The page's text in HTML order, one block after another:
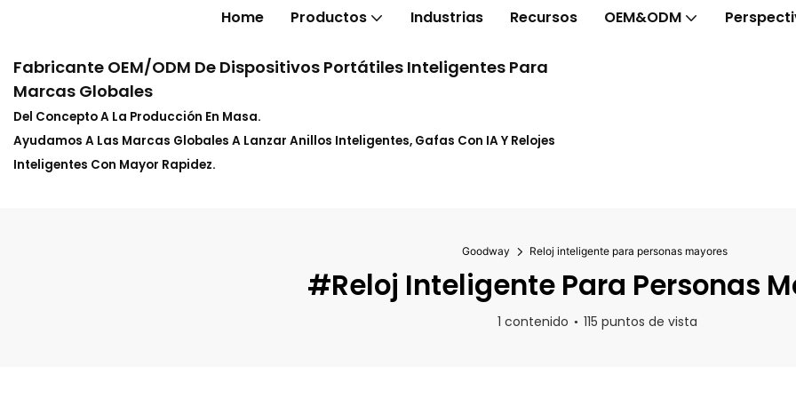
Home Productos Industrias Recursos OEM&ODM
Fabricante OEM/ODM De Dispositivos Portátiles Inteligentes Para
Marcas Globales
Del Concepto A La Producción En Masa.
Ayudamos A Las Marcas Globales A Lanzar Anillos Inteligentes, Gafas Con IA Y Relojes
Inteligentes Con Mayor Rapidez.
Goodway Reloj inteligente para personas mayores
#Reloj Inteligente Para Personas
1 contenido 115 puntos de vista